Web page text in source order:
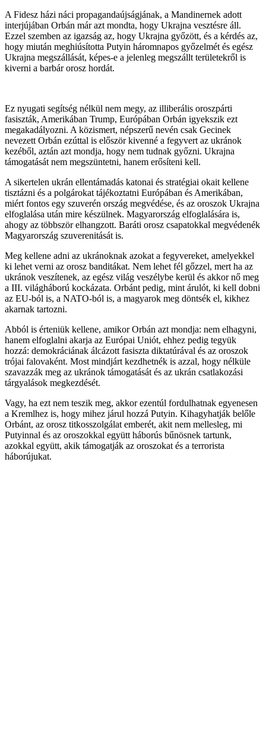
A Fidesz házi náci propagandaújságjának, a Mandinernek adott
interjújában Orbán már azt mondta, hogy Ukrajna vesztésre áll.
Ezzel szemben az igazság az, hogy Ukrajna győzött, és a kérdés az,
hogy miután meghiúsította Putyin háromnapos győzelmét és egész
Ukrajna megszállását, képes-e a jelenleg megszállt területekről is
kiverni a barbár orosz hordát.
Ez nyugati segítség nélkül nem megy, az illiberális oroszpárti
fasiszták, Amerikában Trump, Európában Orbán igyekszik ezt
megakadályozni. A közismert, népszerű nevén csak Gecinek
nevezett Orbán ezúttal is először kivenné a fegyvert az ukránok
kezéből, aztán azt mondja, hogy nem tudnak győzni. Ukrajna
támogatását nem megszüntetni, hanem erősíteni kell.
A sikertelen ukrán ellentámadás katonai és stratégiai okait kellene
tisztázni és a polgárokat tájékoztatni Európában és Amerikában,
miért fontos egy szuverén ország megvédése, és az oroszok Ukrajna
elfoglalása után mire készülnek. Magyarország elfoglalására is,
ahogy az többször elhangzott. Baráti orosz csapatokkal megvédenék
Magyarország szuverenitását is.
Meg kellene adni az ukránoknak azokat a fegyvereket, amelyekkel
ki lehet verni az orosz banditákat. Nem lehet fél gőzzel, mert ha az
ukránok veszítenek, az egész világ veszélybe kerül és akkor nő meg
a III. világháború kockázata. Orbánt pedig, mint árulót, ki kell dobni
az EU-ból is, a NATO-ból is, a magyarok meg döntsék el, kikhez
akarnak tartozni.
Abból is érteniük kellene, amikor Orbán azt mondja: nem elhagyni,
hanem elfoglalni akarja az Európai Uniót, ehhez pedig tegyük
hozzá: demokráciának álcázott fasiszta diktatúrával és az oroszok
trójai falovaként. Most mindjárt kezdhetnék is azzal, hogy nélküle
szavazzák meg az ukránok támogatását és az ukrán csatlakozási
tárgyalások megkezdését.
Vagy, ha ezt nem teszik meg, akkor ezentúl fordulhatnak egyenesen
a Kremlhez is, hogy mihez járul hozzá Putyin. Kihagyhatják belőle
Orbánt, az orosz titkosszolgálat emberét, akit nem mellesleg, mi
Putyinnal és az oroszokkal együtt háborús bűnösnek tartunk,
azokkal együtt, akik támogatják az oroszokat és a terrorista
háborújukat.